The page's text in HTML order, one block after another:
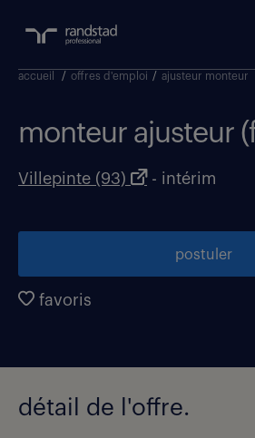
accueil / offres d'emploi / ajusteur monteur
monteur ajusteur
Villepinte (93) - intérim
postuler
favoris
détail de l'offre.